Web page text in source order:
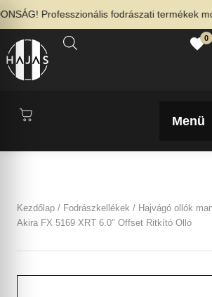
Professzionális fodrászati termékek
0
Menü
Kezdőlap / Fodrászkellékek / Hajvágó ollók
Akira FX 5169 XRT 6.0″ Offset Ritkító Olló